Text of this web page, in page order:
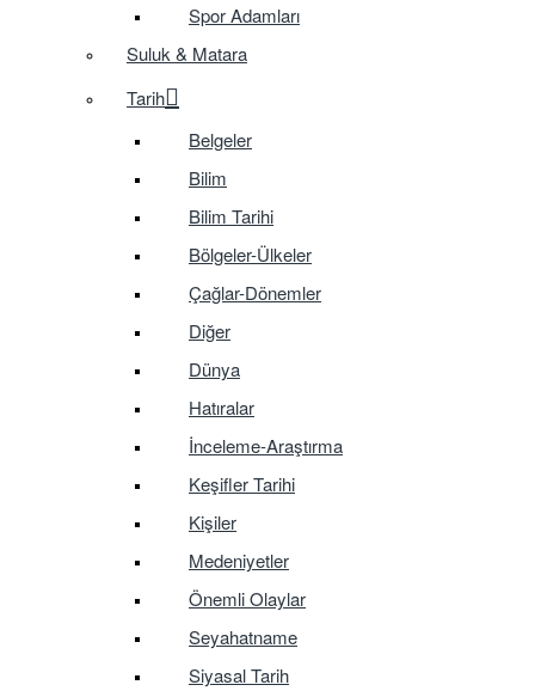
Spor Adamları
Suluk & Matara
Tarih
Belgeler
Bilim
Bilim Tarihi
Bölgeler-Ülkeler
Çağlar-Dönemler
Diğer
Dünya
Hatıralar
İnceleme-Araştırma
Keşifler Tarihi
Kişiler
Medeniyetler
Önemli Olaylar
Seyahatname
Siyasal Tarih